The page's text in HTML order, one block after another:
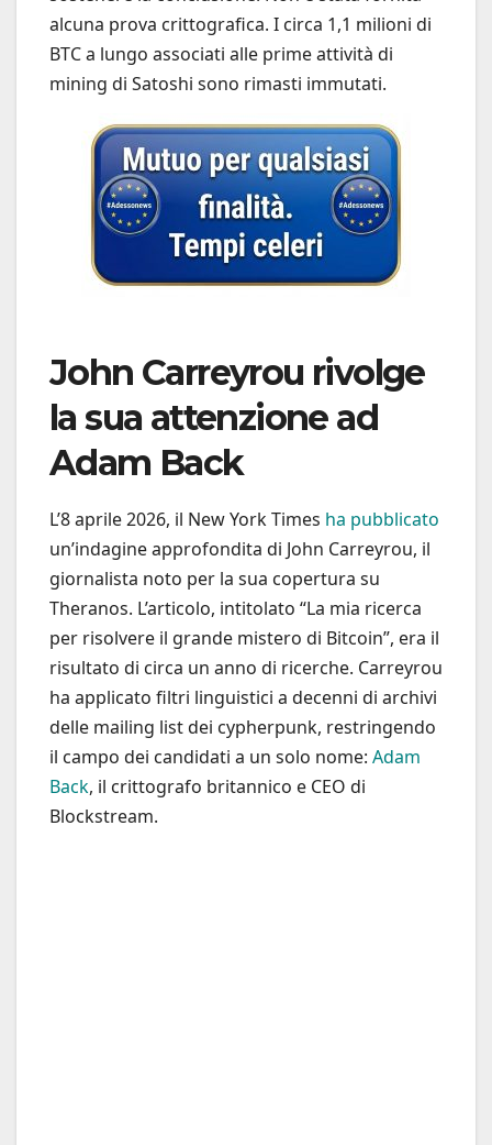
alcuna prova crittografica. I circa 1,1 milioni di
BTC a lungo associati alle prime attività di
mining di Satoshi sono rimasti immutati.
John Carreyrou rivolge
la sua attenzione ad
Adam Back
L’8 aprile 2026, il New York Times ha pubblicato
un’indagine approfondita di John Carreyrou, il
giornalista noto per la sua copertura su
Theranos. L’articolo, intitolato “La mia ricerca
per risolvere il grande mistero di Bitcoin”, era il
risultato di circa un anno di ricerche. Carreyrou
ha applicato filtri linguistici a decenni di archivi
delle mailing list dei cypherpunk, restringendo
il campo dei candidati a un solo nome: Adam
Back, il crittografo britannico e CEO di
Blockstream.